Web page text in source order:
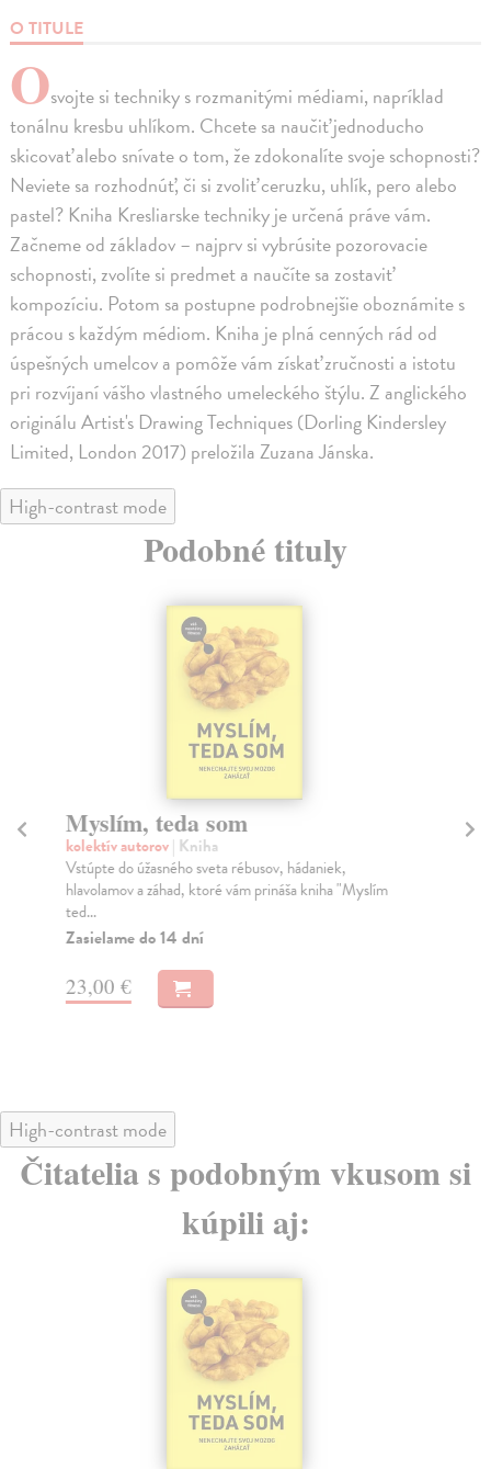
O TITULE
Osvojte si techniky s rozmanitými médiami, napríklad
tonálnu kresbu uhlíkom. Chcete sa naučiť jednoducho
skicovať alebo snívate o tom, že zdokonalíte svoje schopnosti?
Neviete sa rozhodnúť, či si zvoliť ceruzku, uhlík, pero alebo
pastel? Kniha Kresliarske techniky je určená práve vám.
Začneme od základov – najprv si vybrúsite pozorovacie
schopnosti, zvolíte si predmet a naučíte sa zostaviť
kompozíciu. Potom sa postupne podrobnejšie oboznámite s
prácou s každým médiom. Kniha je plná cenných rád od
úspešných umelcov a pomôže vám získať zručnosti a istotu
pri rozvíjaní vášho vlastného umeleckého štýlu. Z anglického
originálu Artist's Drawing Techniques (Dorling Kindersley
Limited, London 2017) preložila Zuzana Jánska.
High-contrast mode
Podobné tituly
Myslím, teda som
kolektív autorov| Kniha
Vstúpte do úžasného sveta rébusov, hádaniek,
hlavolamov a záhad, ktoré vám prináša kniha "Myslím
ted...
Zasielame do 14 dní
23,00 €
High-contrast mode
Čitatelia s podobným vkusom si
kúpili aj: